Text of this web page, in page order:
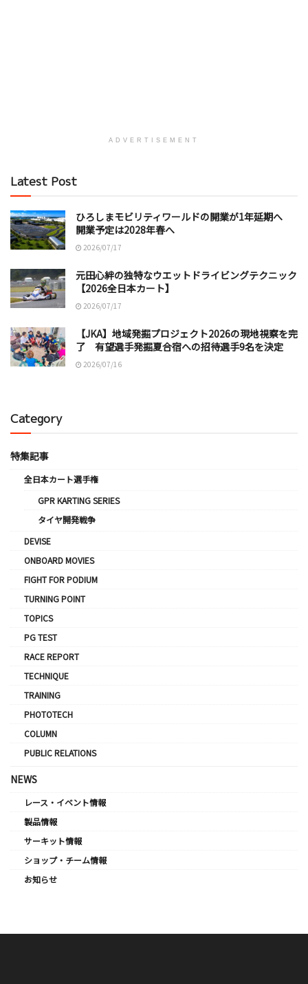
ADVERTISEMENT
Latest Post
ひろしまモビリティワールドの開業が1年延期へ
開業予定は2028年春へ
2026/07/17
元田心絆の独特なウエットドライビングテクニック
【2026全日本カート】
2026/07/17
【JKA】地域発掘プロジェクト2026の現地視察を完
了 有望選手発掘夏合宿への招待選手9名を決定
2026/07/16
Category
特集記事
全日本カート選手権
GPR KARTING SERIES
タイヤ開発戦争
DEVISE
ONBOARD MOVIES
FIGHT FOR PODIUM
TURNING POINT
TOPICS
PG TEST
RACE REPORT
TECHNIQUE
TRAINING
PHOTOTECH
COLUMN
PUBLIC RELATIONS
NEWS
レース・イベント情報
製品情報
サーキット情報
ショップ・チーム情報
お知らせ